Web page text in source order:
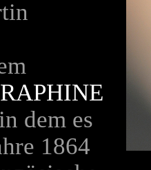
dem es
1864